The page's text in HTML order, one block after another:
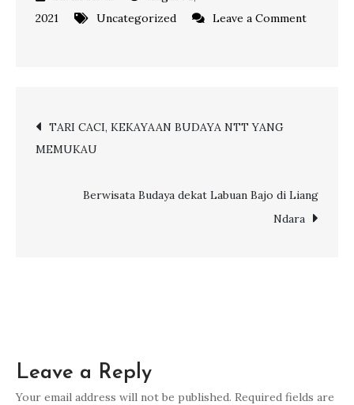
2021
Uncategorized
Leave a Comment
Cara
Jitu
Pemasukan
Post
TARI CACI, KEKAYAAN BUDAYA NTT YANG
MEMUKAU
Berwisata Budaya dekat Labuan Bajo di Liang
Ndara
Leave a Reply
Your email address will not be published. Required fields are